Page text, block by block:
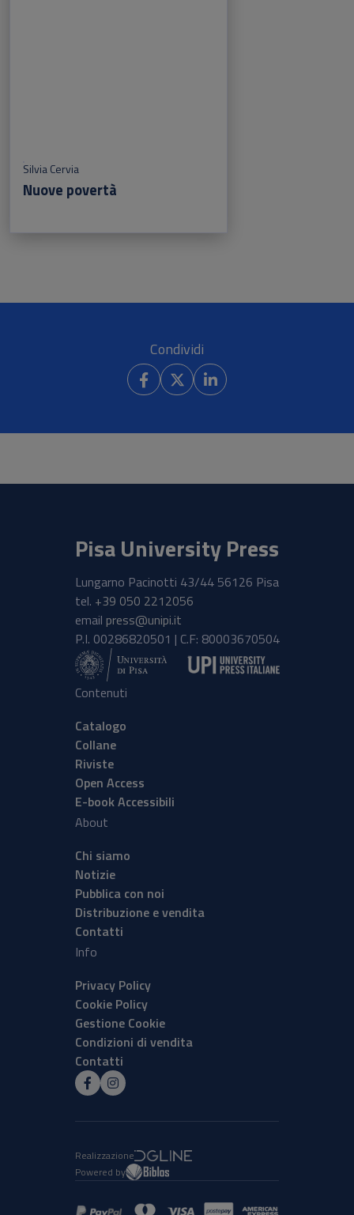
Silvia Cervia
Nuove povertà
Condividi
Pisa University Press
Lungarno Pacinotti 43/44 56126 Pisa
tel. +39 050 2212056
email press@unipi.it
P.I. 00286820501 | C.F: 80003670504
Contenuti
Catalogo
Collane
Riviste
Open Access
E-book Accessibili
About
Chi siamo
Notizie
Pubblica con noi
Distribuzione e vendita
Contatti
Info
Privacy Policy
Cookie Policy
Gestione Cookie
Condizioni di vendita
Contatti
Realizzazione
Powered by